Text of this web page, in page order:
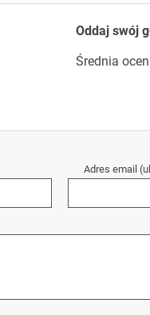
Oddaj swój
Średnia ocen
Adres email